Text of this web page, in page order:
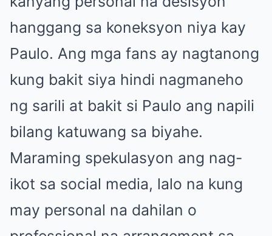
hanggang sa koneksyon niya kay
Paulo. Ang mga fans ay nagtanong
kung bakit siya hindi nagmaneho
ng sarili at bakit si Paulo ang napili
bilang katuwang sa biyahe.
Maraming spekulasyon ang nag-
ikot sa social media, lalo na kung
may personal na dahilan o